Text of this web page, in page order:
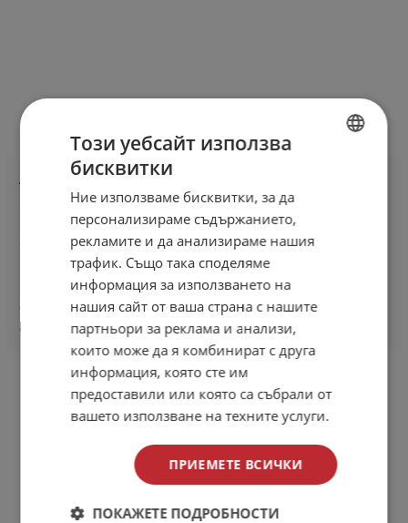
ASH анализира употребата на електронни
цигари сред възрастни във
Великобритания
31 декември 2021
Електронните цигари и вашето здраве
Наскоро пуснат фактологичен лист от Действия
относно тютюнопушенето и здравето (ASH),
анализира...
Този уебсайт използва
бисквитки
Ние използваме бисквитки, за да
персонализираме съдържанието,
рекламите и да анализираме нашия
трафик. Също така споделяме
информация за използването на
нашия сайт от ваша страна с нашите
партньори за реклама и анализи,
които може да я комбинират с друга
информация, която сте им
предоставили или която са събрали от
вашето използване на техните услуги.
ПРИЕМЕТЕ ВСИЧКИ
ПОКАЖЕТЕ ПОДРОБНОСТИ